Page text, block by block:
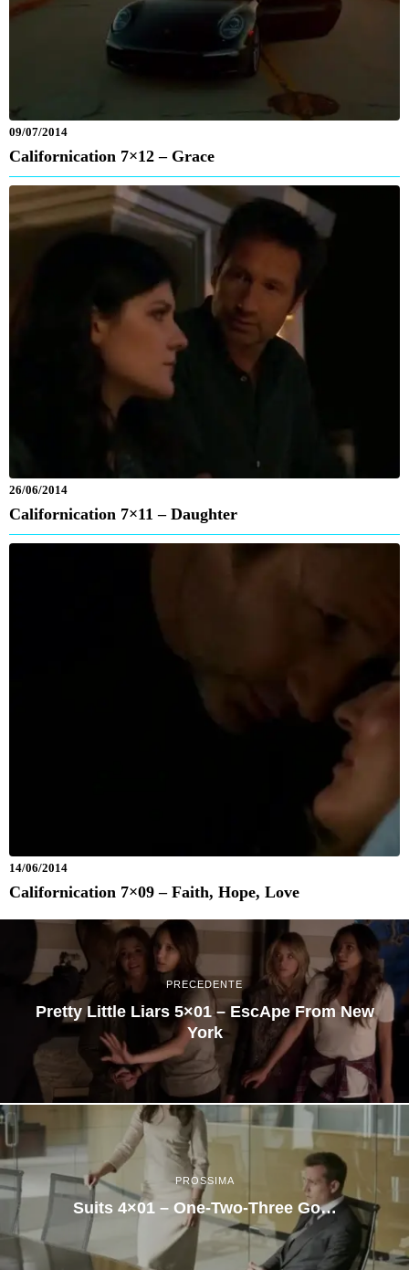
09/07/2014
Californication 7×12 – Grace
26/06/2014
Californication 7×11 – Daughter
14/06/2014
Californication 7×09 – Faith, Hope, Love
PRECEDENTE
Pretty Little Liars 5×01 – EscApe From New
York
PROSSIMA
Suits 4×01 – One-Two-Three Go…